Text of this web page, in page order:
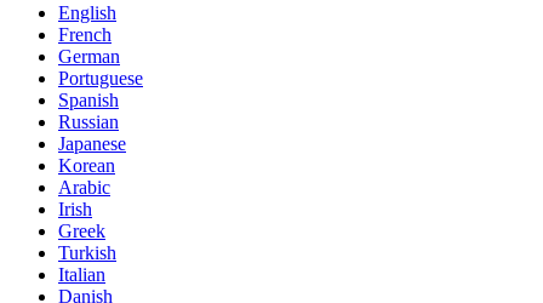
English
French
German
Portuguese
Spanish
Russian
Japanese
Korean
Arabic
Irish
Greek
Turkish
Italian
Danish